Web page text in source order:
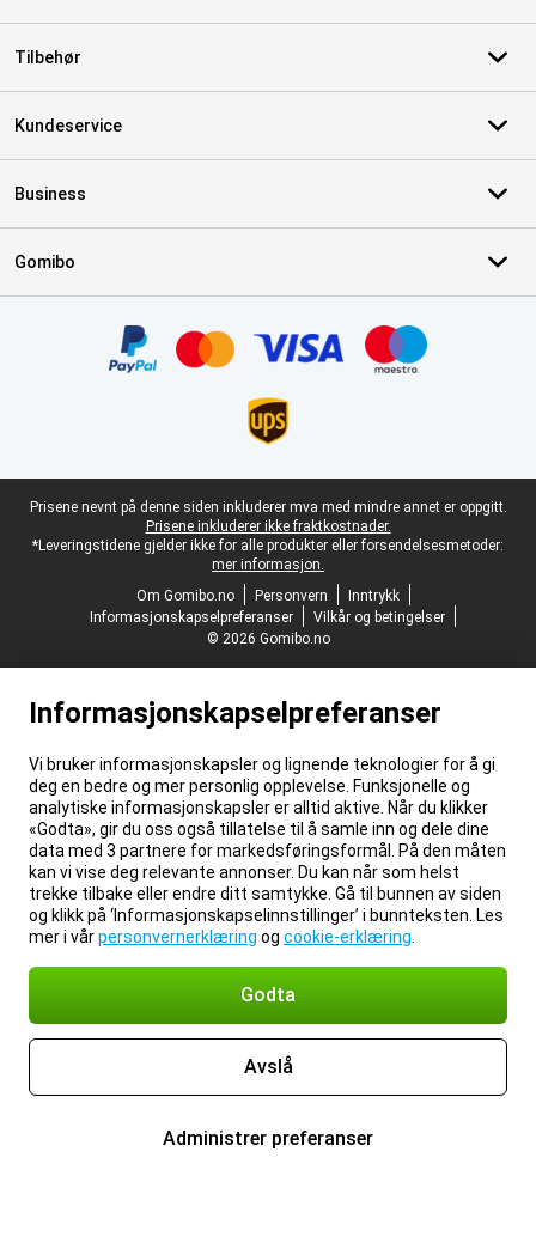
Tilbehør
Kundeservice
Business
Gomibo
Juridisk bunntekst
Prisene nevnt på denne siden inkluderer mva med mindre annet er oppgitt.
Prisene inkluderer ikke fraktkostnader.
*Leveringstidene gjelder ikke for alle produkter eller forsendelsesmetoder:
mer informasjon.
Om Gomibo.no
Personvern
Inntrykk
Informasjonskapselpreferanser
Vilkår og betingelser
© 2026 Gomibo.no
Informasjonskapselpreferanser
Vi bruker informasjonskapsler og lignende teknologier for å gi
deg en bedre og mer personlig opplevelse. Funksjonelle og
analytiske informasjonskapsler er alltid aktive. Når du klikker
«Godta», gir du oss også tillatelse til å samle inn og dele dine
data med 3 partnere for markedsføringsformål. På den måten
kan vi vise deg relevante annonser. Du kan når som helst
trekke tilbake eller endre ditt samtykke. Gå til bunnen av siden
og klikk på ‘Informasjonskapselinnstillinger’ i bunnteksten. Les
mer i vårpersonvernerklæring og cookie-erklæring
Godta
Avslå
Administrer preferanser